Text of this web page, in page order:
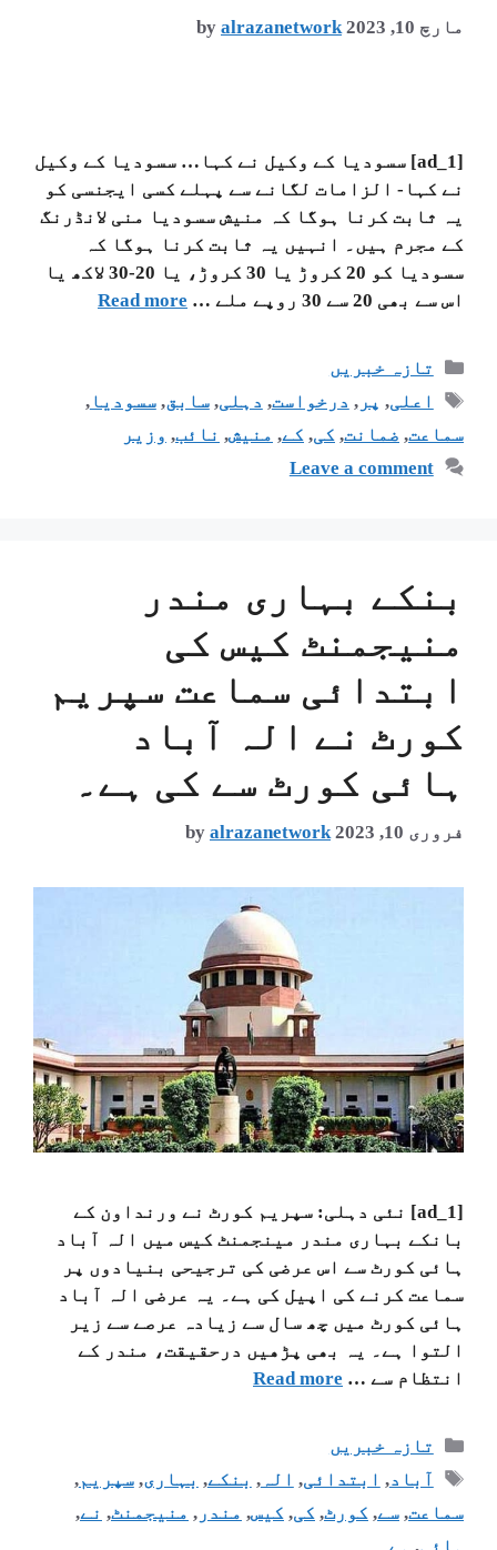
مارچ 10, 2023 by alrazanetwork
[ad_1] سسودیا کے وکیل نے کہا… سسودیا کے وکیل
نے کہا- الزامات لگانے سے پہلے کسی ایجنسی کو
یہ ثابت کرنا ہوگا کہ منیش سسودیا منی لانڈرنگ
کے مجرم ہیں۔ انہیں یہ ثابت کرنا ہوگا کہ
سسودیا کو 20 کروڑ یا 30 کروڑ، یا 20-30 لاکھ یا
اس سے بھی 20 سے 30 روپے ملے …
Read more
تازہ خبریں
اعلی, پر, درخواست, دہلی,سابق,سسودیا,
سماعت, ضمانت, کی, کے, منیش, نائب, وزیر
Leave a comment
بنکے بہاری مندر
منیجمنٹ کیس کی
ابتدائی سماعت سپریم
کورٹ نے الہ آباد
ہائی کورٹ سے کی ہے۔
فروری 10, 2023 by alrazanetwork
[ad_1] نئی دہلی: سپریم کورٹ نے ورنداون کے
بانکے بہاری مندر مینجمنٹ کیس میں الہ آباد
ہائی کورٹ سے اس عرضی کی ترجیحی بنیادوں پر
سماعت کرنے کی اپیل کی ہے۔ یہ عرضی الہ آباد
ہائی کورٹ میں چھ سال سے زیادہ عرصے سے زیر
التوا ہے۔ یہ بھی پڑھیں درحقیقت، مندر کے
انتظام سے … Read more
تازہ خبریں
آباد, ابتدائی, الہ, بنکے, بہاری,سپریم,
سماعت, سے, کورٹ, کی, کیس, مندر , منیجمنٹ, نے,